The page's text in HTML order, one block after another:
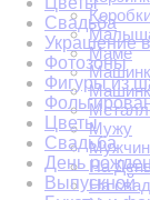
Маме
Мужу
На
На
Свадьба
Украшение
Фотозоны
Фигуры из
Цветы
Свадьба
День
Выпускной